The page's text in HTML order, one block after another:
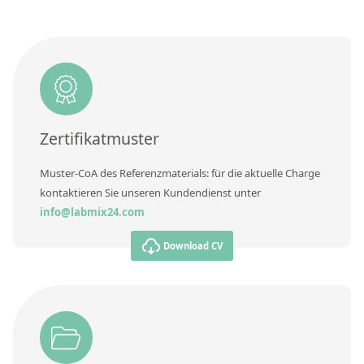
Zertifikatmuster
Muster-CoA des Referenzmaterials: für die aktuelle Charge
kontaktieren Sie unseren Kundendienst unter
info@labmix24.com
Download CV